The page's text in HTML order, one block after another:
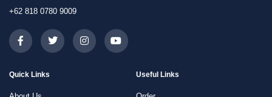
+62 818 0780 9009
Quick Links Useful Links